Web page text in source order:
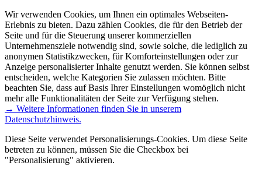
Wir verwenden Cookies, um Ihnen ein optimales Webseiten-
Erlebnis zu bieten. Dazu zählen Cookies, die für den Betrieb der
Seite und für die Steuerung unserer kommerziellen
Unternehmensziele notwendig sind, sowie solche, die lediglich zu
anonymen Statistikzwecken, für Komforteinstellungen oder zur
Anzeige personalisierter Inhalte genutzt werden. Sie können selbst
entscheiden, welche Kategorien Sie zulassen möchten. Bitte
beachten Sie, dass auf Basis Ihrer Einstellungen womöglich nicht
mehr alle Funktionalitäten der Seite zur Verfügung stehen.
→ Weitere Informationen finden Sie in unserem
Datenschutzhinweis.
Diese Seite verwendet Personalisierungs-Cookies. Um diese Seite
betreten zu können, müssen Sie die Checkbox bei
"Personalisierung" aktivieren.